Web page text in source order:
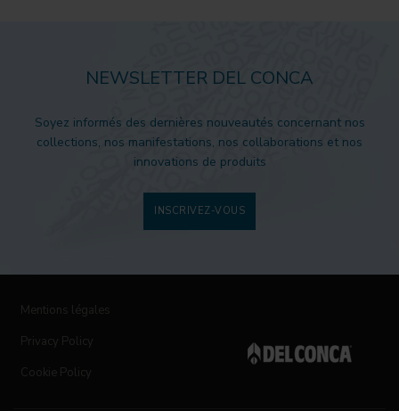
NEWSLETTER DEL CONCA
Soyez informés des dernières nouveautés concernant nos
collections, nos manifestations, nos collaborations et nos
innovations de produits
INSCRIVEZ-VOUS
Mentions légales
Privacy Policy
Cookie Policy